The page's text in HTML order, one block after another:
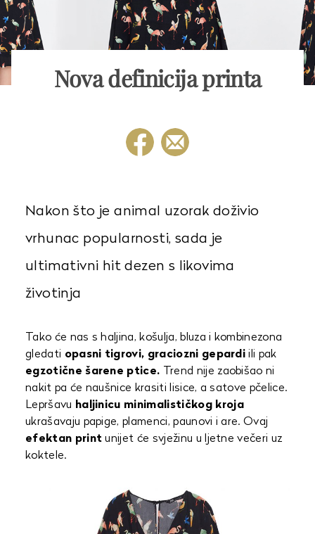
Nova definicija printa
Nakon što je animal uzorak doživio
vrhunac popularnosti, sada je
ultimativni hit dezen s likovima
životinja
Tako će nas s haljina, košulja, bluza i kombinezona
gledati opasni tigrovi, graciozni gepardi ili pak
egzotične šarene ptice. Trend nije zaobišao ni
nakit pa će naušnice krasiti lisice, a satove pčelice.
Lepršavu haljinicu minimalističkog kroja
ukrašavaju papige, plamenci, paunovi i are. Ovaj
efektan print unijet će svježinu u ljetne večeri uz
koktele.